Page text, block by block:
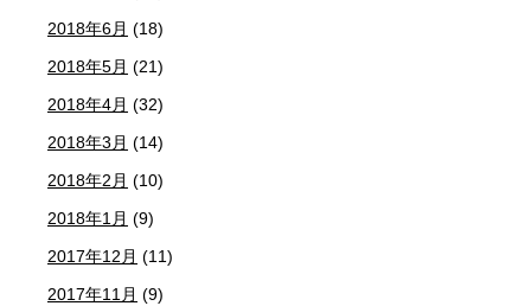
2018年6月 (18)
2018年5月 (21)
2018年4月 (32)
2018年3月 (14)
2018年2月 (10)
2018年1月 (9)
2017年12月 (11)
2017年11月 (9)